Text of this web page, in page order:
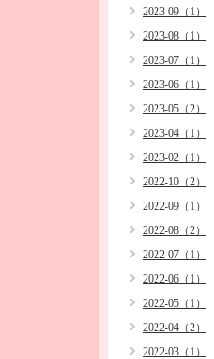
2023-09（1）
2023-08（1）
2023-07（1）
2023-06（1）
2023-05（2）
2023-04（1）
2023-02（1）
2022-10（2）
2022-09（1）
2022-08（2）
2022-07（1）
2022-06（1）
2022-05（1）
2022-04（2）
2022-03（1）